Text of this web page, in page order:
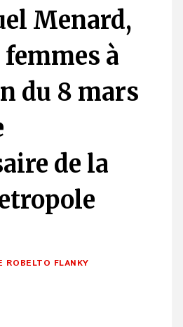
Menard,
à
du 8 mars
de la
ROBELTO FLANKY